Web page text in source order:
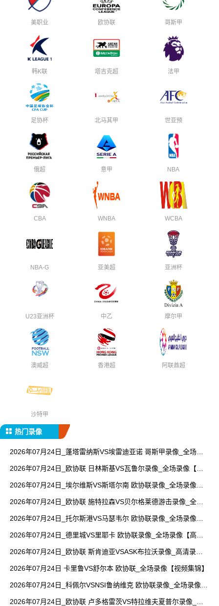
美职业 欧协联 哥斯甲
韩K联 塔吉克超 法甲
足协杯 北马其甲 世亚预
俄超 意甲 NBA
CBA WNBA WCBA
NBA-G 亚美超 亚洲杯
U23亚洲杯 中乙 摩尔甲
澳威超 香港超 阿联酋超
沙特甲
热门录像
2026年07月24日_蓬塔雷纳斯VS埃雷迪亚诺 哥斯甲录像_全场录
2026年07月24日_欧协联 日林斯基VS瓦鲁尔录像_全场录像【全
2026年07月24日_埃尔维斯VS斯塔尔南 欧协联录像_全场录像
2026年07月24日_欧协联 施特拉森VS贝尔格莱德游击录像_全场
2026年07月24日_托尔斯港VS马瑟韦尔 欧协联录像_全场录像
2026年07月24日_德里城VS里耶卡 欧协联录像_全场录像【高清
2026年07月24日_欧协联 斯肯迪亚VSASK布拉沃录像_高清录像
2026年07月24日 卡里鲁VS舒尔本 欧协联_全场录像【视频集锦】
2026年07月24日_科佩尔VSNSI鲁纳维克 欧协联录像_全场录像
2026年07月24日_欧协联 卢多格雷茨VS特拉维夫夏普尔录像_高